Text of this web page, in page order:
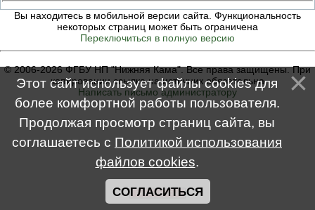
Вы находитесь в мобильной версии сайта. Функциональность
некоторых страниц может быть ограничена
Переключиться в полную версию
© 2006-2026 ФГБУ НП "Нижняя Кама". Все права защищены. При
копировании ссылка на источник обязательна
Написать письмо администратору
Этот сайт использует файлы cookies для
более комфортной работы пользователя.
Продолжая просмотр страниц сайта, вы
соглашаетесь с Политикой использования
файлов cookies.
СОГЛАСИТЬСЯ